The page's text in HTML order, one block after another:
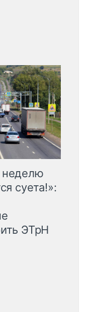
суета!»:
ЭТрН